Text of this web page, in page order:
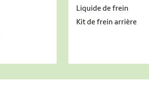
Liquide de frein
Kit de frein arrière